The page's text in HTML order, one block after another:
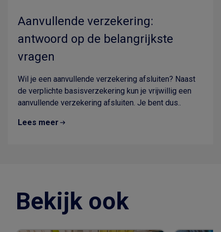
Aanvullende verzekering:
antwoord op de belangrijkste
vragen
Wil je een aanvullende verzekering afsluiten? Naast
de verplichte basisverzekering kun je vrijwillig een
aanvullende verzekering afsluiten. Je bent dus..
Lees meer
Bekijk ook